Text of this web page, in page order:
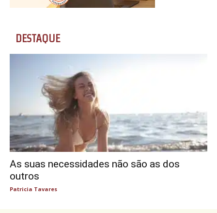
DESTAQUE
As suas necessidades não são as dos
outros
Patricia Tavares